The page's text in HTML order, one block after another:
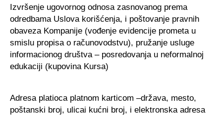
Izvršenje ugovornog odnosa zasnovanog prema
odredbama Uslova korišćenja, i poštovanje pravnih
obaveza Kompanije (vođenje evidencije prometa u
smislu propisa o računovodstvu), pružanje usluge
informacionog društva – posredovanja u neformalnoj
edukaciji (kupovina Kursa)
Adresa platioca platnom karticom –država, mesto,
poštanski broj, ulicai kućni broj, i elektronska adresa